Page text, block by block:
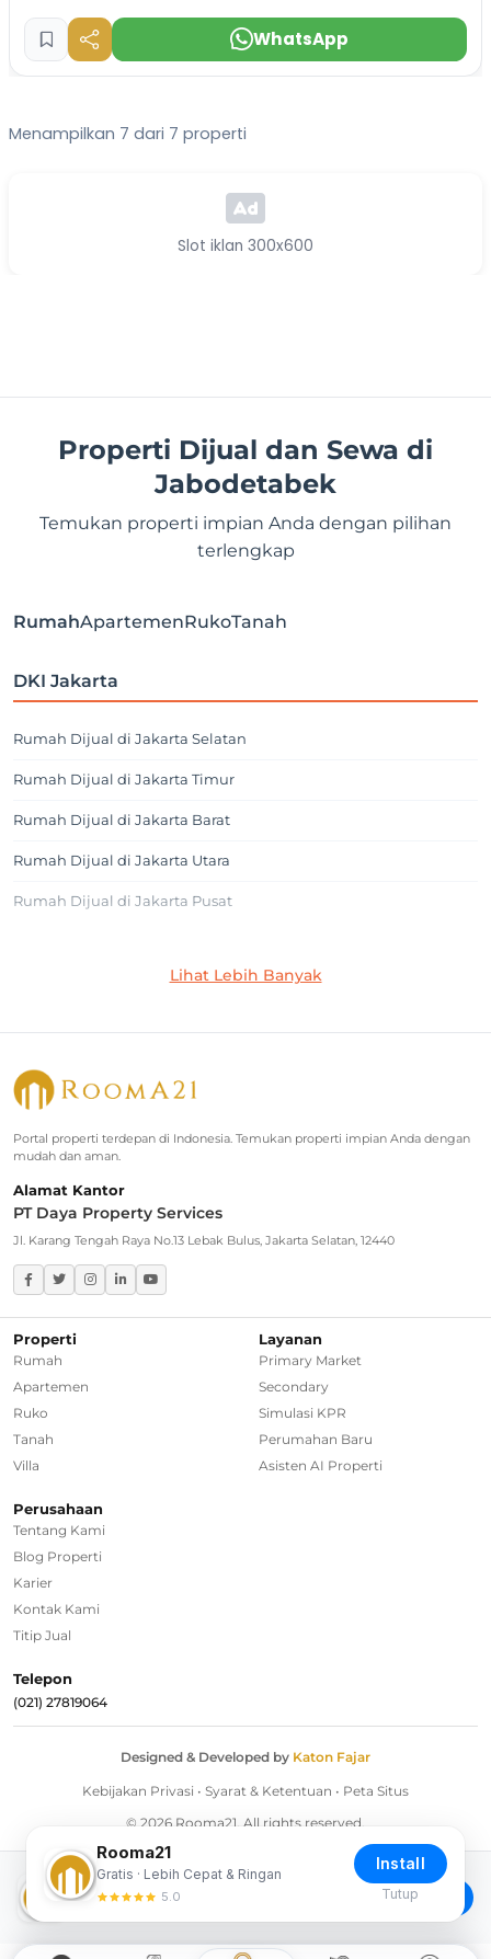
WhatsApp
Menampilkan 7 dari 7 properti
Slot iklan 300x600
Properti Dijual dan Sewa di
Jabodetabek
Temukan properti impian Anda dengan pilihan
terlengkap
RumahApartemenRukoTanah
DKI Jakarta
Rumah Dijual di Jakarta Selatan
Rumah Dijual di Jakarta Timur
Rumah Dijual di Jakarta Barat
Rumah Dijual di Jakarta Utara
Rumah Dijual di Jakarta Pusat
Rumah Dijual di Jagakarsa
Rumah Dijual di Kebayoran Baru
Greater Jakarta
Rumah Dijual di Bekasi
Rumah Dijual di Bogor
Rumah Dijual di Depok
Regional Agencies
Bandung
Bali
Lihat Lebih Banyak
Portal properti terdepan di Indonesia. Temukan properti impian Anda dengan
mudah dan aman.
Alamat Kantor
PT Daya Property Services
Jl. Karang Tengah Raya No.13 Lebak Bulus, Jakarta Selatan, 12440
Properti
Rumah
Apartemen
Ruko
Tanah
Villa
Layanan
Primary Market
Secondary
Simulasi KPR
Perumahan Baru
Asisten AI Properti
Perusahaan
Tentang Kami
Blog Properti
Karier
Kontak Kami
Titip Jual
Telepon
(021) 27819064
Designed & Developed by Katon Fajar
Kebijakan Privasi • Syarat & Ketentuan • Peta Situs
© 2026 Rooma21. All rights reserved.
Download Rooma21 App
Install
Rooma21
Gratis · Lebih Cepat & Ringan
5.0
Install
Tutup